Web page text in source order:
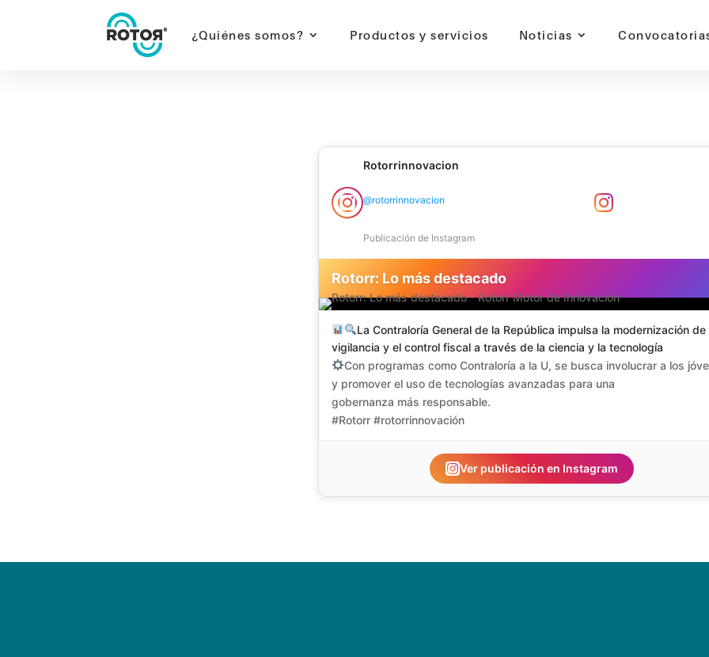
¿Quiénes somos? Productos y servicios Noticias
Innovación empresarial | Transformación digital | Colombia |
Rotorrinnovacion
@rotorrinnovacion
Publicación de Instagram
Rotorr: Lo más destacado
La Contraloría General de la República impulsa la modernización de
vigilancia y el control fiscal a través de la ciencia y la tecnología
Con programas como Contraloría a la U, se busca involucrar a los
y promover el uso de tecnologías avanzadas para una
gobernanza más responsable.
#Rotorr #rotorrinnovación
Ver publicación en Instagram